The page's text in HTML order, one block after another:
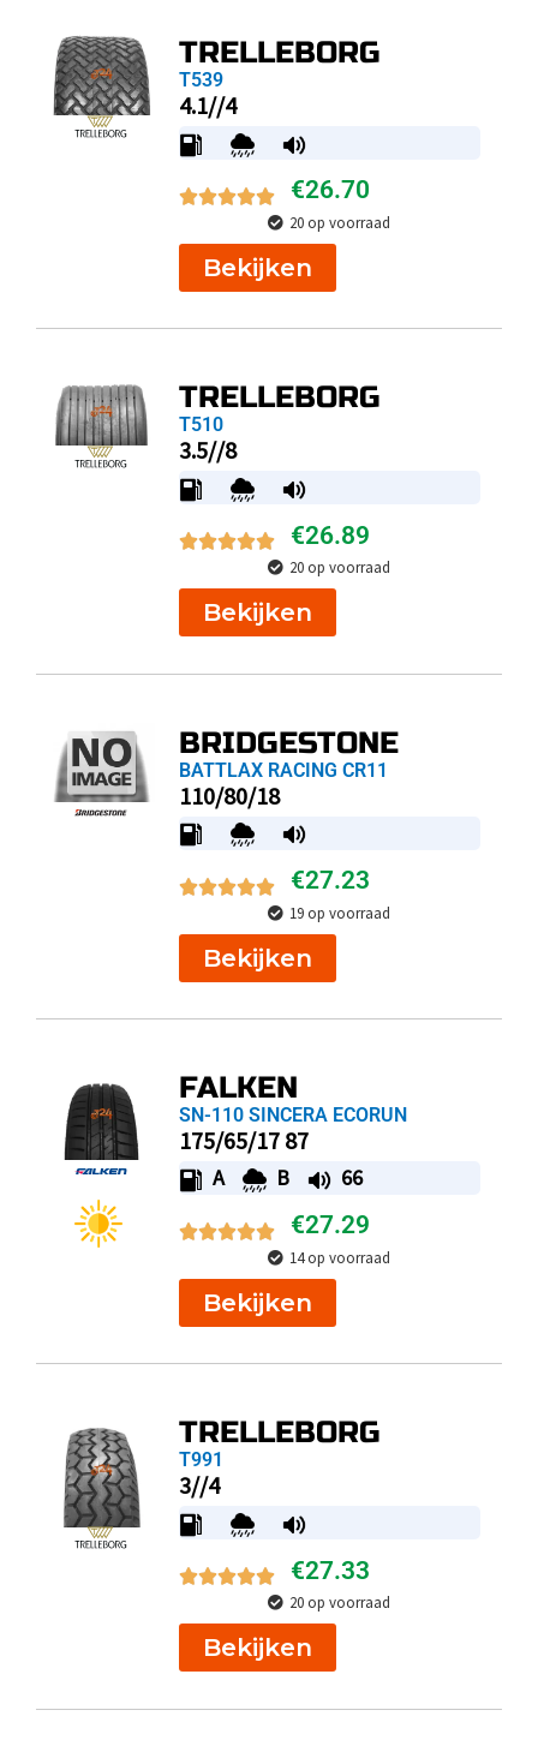
TRELLEBORG
T539
4.1//4
€26.70
20 op voorraad
Bekijken
TRELLEBORG
T510
3.5//8
€26.89
20 op voorraad
Bekijken
BRIDGESTONE
BATTLAX RACING CR11
110/80/18
€27.23
19 op voorraad
Bekijken
FALKEN
SN-110 SINCERA ECORUN
175/65/17 87
A B 66
€27.29
14 op voorraad
Bekijken
TRELLEBORG
T991
3//4
€27.33
20 op voorraad
Bekijken